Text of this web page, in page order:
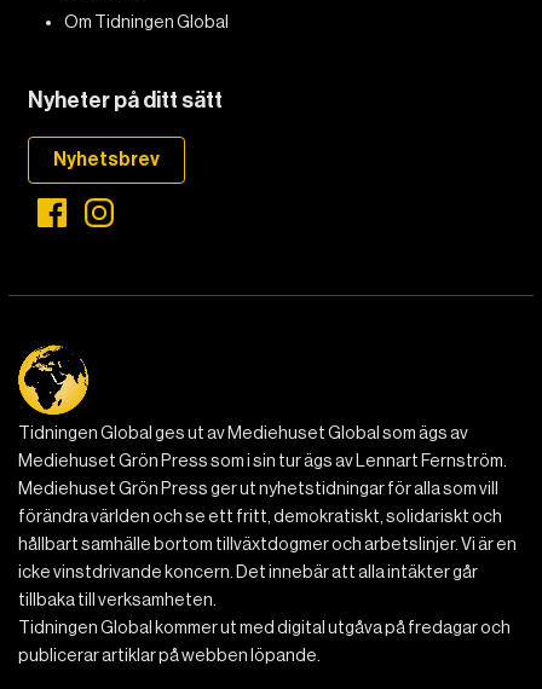
Om Tidningen Global
Nyheter på ditt sätt
Nyhetsbrev
Tidningen Global ges ut av Mediehuset Global som ägs av
Mediehuset Grön Press som i sin tur ägs av Lennart Fernström.
Mediehuset Grön Press ger ut nyhetstidningar för alla som vill
förändra världen och se ett fritt, demokratiskt, solidariskt och
hållbart samhälle bortom tillväxtdogmer och arbetslinjer. Vi är en
icke vinstdrivande koncern. Det innebär att alla intäkter går
tillbaka till verksamheten.
Tidningen Global kommer ut med digital utgåva på fredagar och
publicerar artiklar på webben löpande.